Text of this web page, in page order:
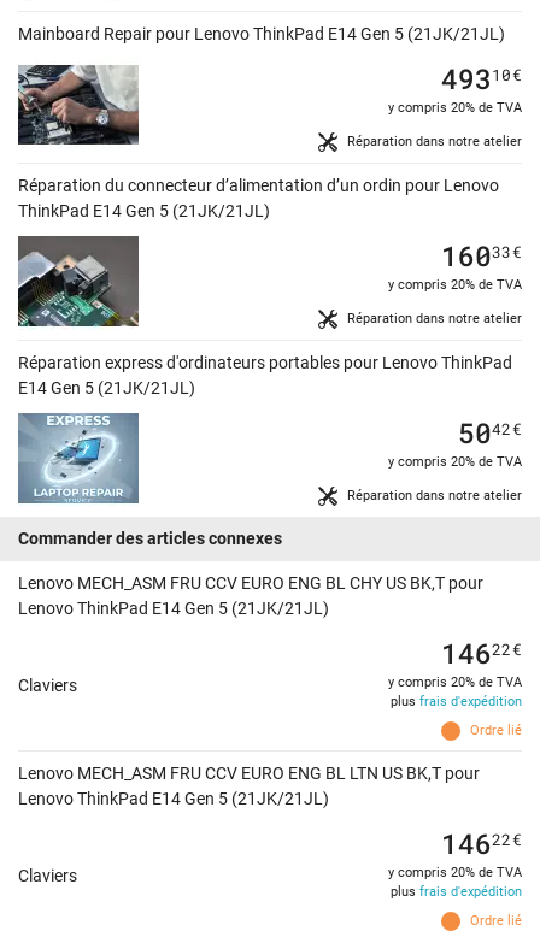
Mainboard Repair pour Lenovo ThinkPad E14 Gen 5 (21JK/21JL)
Réparation dans notre atelier
49310€
y compris 20% de TVA
Réparation du connecteur d’alimentation d’un ordin pour Lenovo
ThinkPad E14 Gen 5 (21JK/21JL)
Réparation dans notre atelier
16033€
y compris 20% de TVA
Réparation express d'ordinateurs portables pour Lenovo ThinkPad
E14 Gen 5 (21JK/21JL)
Réparation dans notre atelier
5042€
y compris 20% de TVA
Commander des articles connexes
Lenovo MECH_ASM FRU CCV EURO ENG BL CHY US BK,T pour
Lenovo ThinkPad E14 Gen 5 (21JK/21JL)
Claviers
Ordre lié
14622€
y compris 20% de TVA
plus frais d'expédition
Lenovo MECH_ASM FRU CCV EURO ENG BL LTN US BK,T pour
Lenovo ThinkPad E14 Gen 5 (21JK/21JL)
Claviers
Ordre lié
14622€
y compris 20% de TVA
plus frais d'expédition